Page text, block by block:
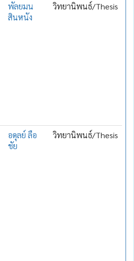
พัลยมน
สินหนัง
วิทยานิพนธ์/Thesis
อดุลย์ ลือ
ชัย
วิทยานิพนธ์/Thesis